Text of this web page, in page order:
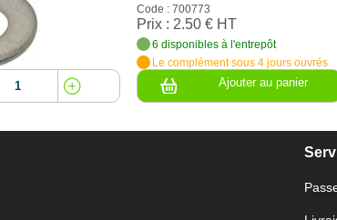
Code : 700773
Prix : 2.50 € HT
6 disponibles à l'entrepôt
Le complément sous 4 jours ouvrés
Ajouter au panier